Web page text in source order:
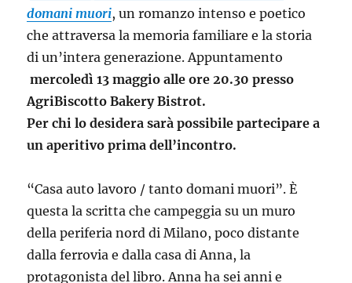
domani muori, un romanzo intenso e poetico
che attraversa la memoria familiare e la storia
di un’intera generazione. Appuntamento
mercoledì 13 maggio alle ore 20.30 presso
AgriBiscotto Bakery Bistrot.
Per chi lo desidera sarà possibile partecipare a
un aperitivo prima dell’incontro.
“Casa auto lavoro / tanto domani muori”. È
questa la scritta che campeggia su un muro
della periferia nord di Milano, poco distante
dalla ferrovia e dalla casa di Anna, la
protagonista del libro. Anna ha sei anni e